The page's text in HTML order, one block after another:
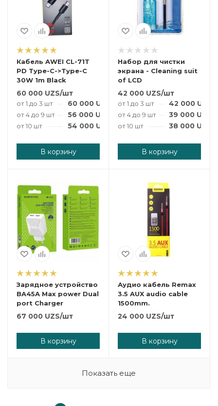
Кабель AWEI CL-71T
PD Type-C->Type-C
30W 1m Black
60 000 UZS/шт
от 1 до 3 шт 60 000UZS /шт
от 4 до 9 шт 56 000UZS /шт
от 10 шт 54 000UZS /шт
В корзину
Набор для чистки
экрана - Cleaning suit
of LCD
42 000 UZS/шт
от 1 до 3 шт 42 000UZS
от 4 до 9 шт 39 000UZS
от 10 шт 38 000UZS
В корзину
Зарядное устройство
BA45A Max power Dual
port Charger
67 000 UZS/шт
В корзину
Аудио кабель Remax
3.5 AUX audio cable
1500mm.
24 000 UZS/шт
В корзину
Показать еще